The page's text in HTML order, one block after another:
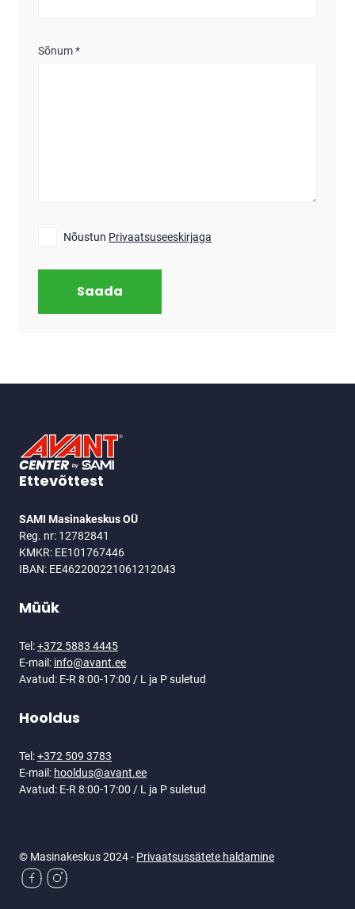
Sõnum *
Nõustun Privaatsuseeskirjaga
Saada
JALUS
Ettevõttest
SAMI Masinakeskus OÜ
Reg. nr: 12782841
KMKR: EE101767446
IBAN: EE462200221061212043
Müük
Tel:+372 5883 4445
E-mail: info@avant.ee
Avatud: E-R 8:00-17:00 / L ja P suletud
Hooldus
Tel:+372 509 3783
E-mail: hooldus@avant.ee
Avatud: E-R 8:00-17:00 / L ja P suletud
© Masinakeskus 2024 - Privaatsussätete haldamine
Sotsiaalmeedia